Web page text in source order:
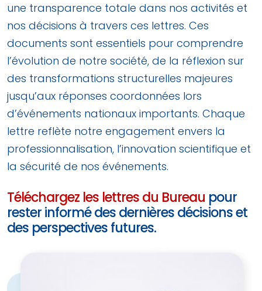
une transparence totale dans nos activités et
nos décisions à travers ces lettres. Ces
documents sont essentiels pour comprendre
l’évolution de notre société, de la réflexion sur
des transformations structurelles majeures
jusqu’aux réponses coordonnées lors
d’événements nationaux importants. Chaque
lettre reflète notre engagement envers la
professionnalisation, l’innovation scientifique et
la sécurité de nos événements.
Téléchargez les lettres du Bureau pour
rester informé des dernières décisions et
des perspectives futures.